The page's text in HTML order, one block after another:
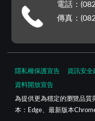
電話：
傳真：
隱私權保護宣告 資訊安全
資料開放宣告
為提供更為穩定的瀏覽品質
本：Edge、最新版本